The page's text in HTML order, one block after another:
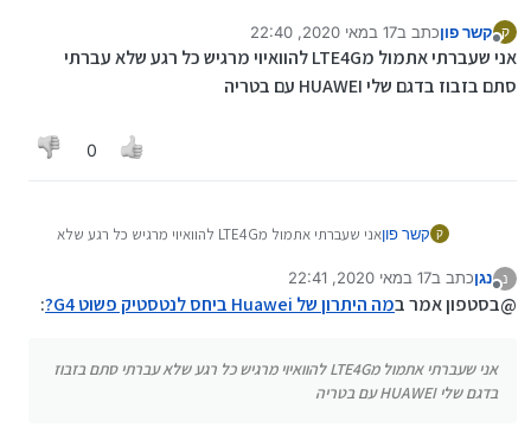
ק קשר פוןכתב ב17 במאי 2020, 22:40
נערך לאחרונה על ידי
אני שעברתי אתמול מLTE4G להוואיוי מרגיש כל רגע שלא עברתי
סתם בזבוז בדגם שלי HUAWEI עם בטריה
0
ק קשר פון
אני שעברתי אתמול מLTE4G להוואיוי מרגיש כל רגע שלא
נ נגןכתב ב17 במאי 2020, 22:41
נערך לאחרונה על ידי
@בסטפון אמר במה היתרון של Huawei ביחס לנטסטיק פשוט G4? :
אני שעברתי אתמול מLTE4G להוואיוי מרגיש כל רגע שלא עברתי סתם בזבוז
בדגם שלי HUAWEI עם בטריה